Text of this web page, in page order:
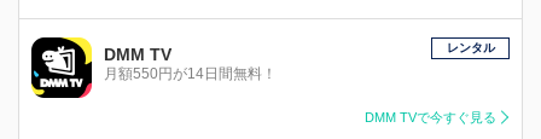
DMM TV
月額550円が14日間無料！
レンタル
DMM TVで今すぐ見る